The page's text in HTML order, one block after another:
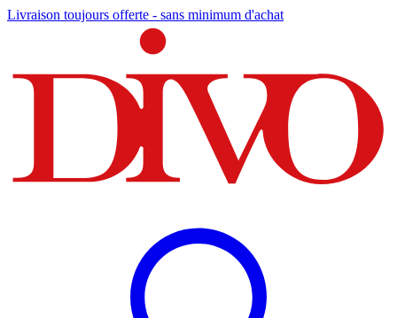
Livraison toujours offerte - sans minimum d'achat